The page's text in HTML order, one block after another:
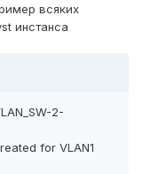
всяких
инстанса
2-
for VLAN1